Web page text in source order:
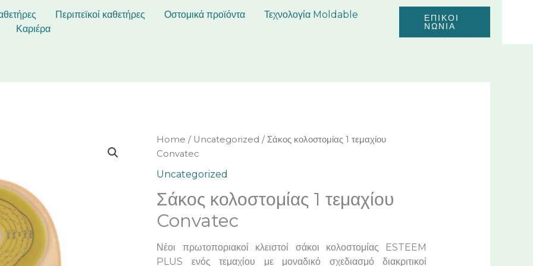
Περιπεϊκοί καθετήρες Οστομικά προϊόντα
Τεχνολογία Moldable
Καριέρα
ΕΠΙΚΟΙ
ΝΩΝΙΑ
Home / Uncategorized / Σάκος κολοστομίας 1 τεμαχίου
Convatec
Uncategorized
Σάκος κολοστομίας 1 τεμαχίου
Convatec
Νέοι πρωτοποριακοί κλειστοί σάκοι κολοστομίας ESTEEM
PLUS ενός τεμαχίου με μοναδικό σχεδιασμό διακριτικοί